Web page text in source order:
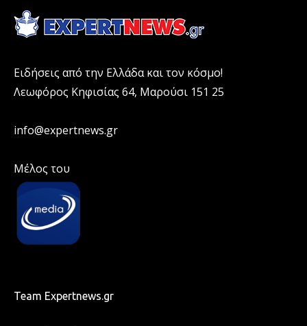
Ειδήσεις από την Ελλάδα και τον κόσμο!
Λεωφόρος Κηφισίας 64, Μαρούσι 151 25
info@expertnews.gr
Μέλος του
Team Expertnews.gr